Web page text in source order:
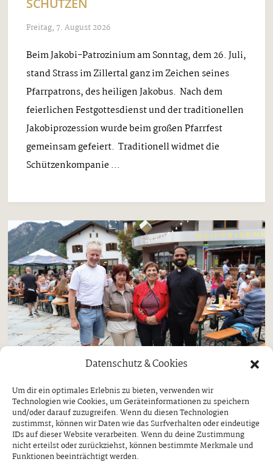
Datenschutz & Cookies
Um dir ein optimales Erlebnis zu bieten, verwenden wir
Technologien wie Cookies, um Geräteinformationen zu speichern
und/oder darauf zuzugreifen. Wenn du diesen Technologien
zustimmst, können wir Daten wie das Surfverhalten oder eindeutige
IDs auf dieser Website verarbeiten. Wenn du deine Zustimmung
nicht erteilst oder zurückziehst, können bestimmte Merkmale und
Funktionen beeinträchtigt werden.
Freitag, 7. August 2026
Beim Jakobi-Patrozinium am Sonntag, dem 26. Juli,
stand Strass im Zillertal ganz im Zeichen seines
Pfarrpatrons, des heiligen Jakobus. Nach dem
feierlichen Festgottesdienst und der traditionellen
Jakobiprozession wurde beim großen Pfarrfest
gemeinsam gefeiert. Traditionell widmet die
Schützenkompanie ...
Gemeinden Schlitters
Schlitterer Dorffest im Wetterglück
FF SCHLITTERS ALS VERANSTALTER